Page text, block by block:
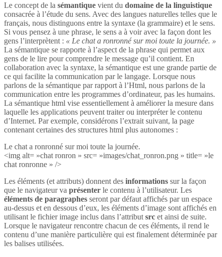
Le concept de la sémantique vient du domaine de la linguistique
consacrée à l’étude du sens. Avec des langues naturelles telles que le
français, nous distinguons entre la syntaxe (la grammaire) et le sens.
Si vous pensez à une phrase, le sens a à voir avec la façon dont les
gens l’interprètent : « Le chat a ronronné sur moi toute la journée. »
La sémantique se rapporte à l’aspect de la phrase qui permet aux
gens de le lire pour comprendre le message qu’il contient. En
collaboration avec la syntaxe, la sémantique est une grande partie de
ce qui facilite la communication par le langage. Lorsque nous
parlons de la sémantique par rapport à l’Html, nous parlons de la
communication entre les programmes d’ordinateur, pas les humains.
La sémantique html vise essentiellement à améliorer la mesure dans
laquelle les applications peuvent traiter ou interpréter le contenu
d’Internet. Par exemple, considérons l’extrait suivant, la page
contenant certaines des structures html plus autonomes :
Le chat a ronronné sur moi toute la journée.
<img alt= »chat ronron » src= »images/chat_ronron.png » title= »le
chat ronronne » />
Les éléments (et attributs) donnent des informations sur la façon
que le navigateur va présenter le contenu à l’utilisateur. Les
éléments de paragraphes seront par défaut affichés par un espace
au-dessus et en dessous d’eux, les éléments d’image sont affichés en
utilisant le fichier image inclus dans l’attribut src et ainsi de suite.
Lorsque le navigateur rencontre chacun de ces éléments, il rend le
contenu d’une manière particulière qui est finalement déterminée par
les balises utilisées.